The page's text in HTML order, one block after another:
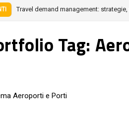
Travel demand management:
Tag: